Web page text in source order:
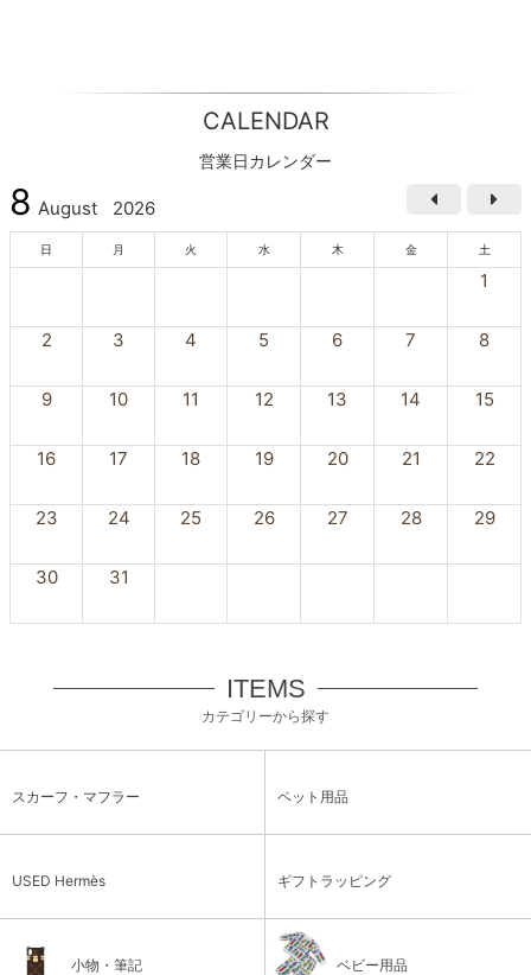
CALENDAR
営業日カレンダー
8 August 2026
日 月 火 水 木 金 土
1
2 3 4 5 6 7 8
9 10 11 12 13 14 15
16 17 18 19 20 21 22
23 24 25 26 27 28 29
30 31
ITEMS
カテゴリーから探す
スカーフ・マフラー ペット用品
USED Hermès ギフトラッピング
小物・筆記 ベビー用品